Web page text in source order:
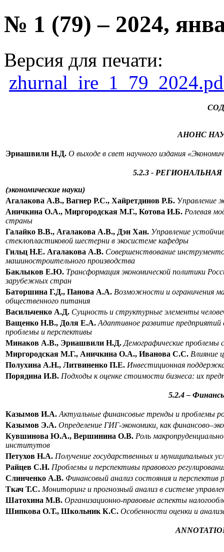
№ 1 (79) – 2024,
Версия для печати:
АНОНС
Эриашвили Н.Д. О выходе в свет научного издания
5.2.3 -
(экономические науки)
Агалакова А.В., Вагнер Р.С., Хайретдинов Р.Б. Управление
Аничкина О.А., Миргородская М.Г., Котова И.Б. Ролевая
страны
Галайко В.В., Агалакова А.В., Дэн Хан. Управление
стеклопластиковой шестерни в экосистеме кафедры
Гильц Н.Е. Агалакова А.В. Совершенствование
машиностроительного производства
Баклыков Е.Ю. Трансформация экономической политики
зарубежных стран
Баторшина Г.Д., Панова А.А. Возможности и ограничения
общественного питания
Васильченко А.Д. Сущность и структурные элементы
Ващенко Н.В., Доля Е.А. Адаптивное развитие предприятий
проблемы и перспективы
Минаков А.В., Эриашвили Н.Д. Демографические проблемы
Миргородская М.Г., Аничкина О.А., Иванова С.С. Влияние
Полухина А.Н., Литвиненко П.Е. Инвестиционная
Порядина И.В. Подходы к оценке стоимости бизнеса: их
5.2.4 –
Казымов И.А. Актуальные финансовые тренды и проблемы
Казымов Э.А. Определение ГИГ-экономики, как
Кувшинова Ю.А., Вершинина О.В. Роль
институтов
Петухов Н.А. Получение государственных и муниципальных
Райцев С.Н. Проблемы и перспективы правового
Слинченко А.В. Финансовый анализ состояния и
Ткач Т.С. Мониторинг и прогнозный анализ в системе
Шатохина М.В. Организационно-правовые аспекты
Шипкова О.Т., Школьник К.С. Особенности оценки и